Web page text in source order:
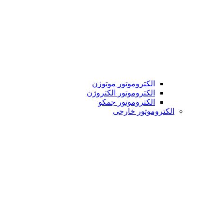
الکتروموتور موتوژن
الکتروموتور الکتروژن
الکتروموتور جمکو
الکتروموتور خارجی